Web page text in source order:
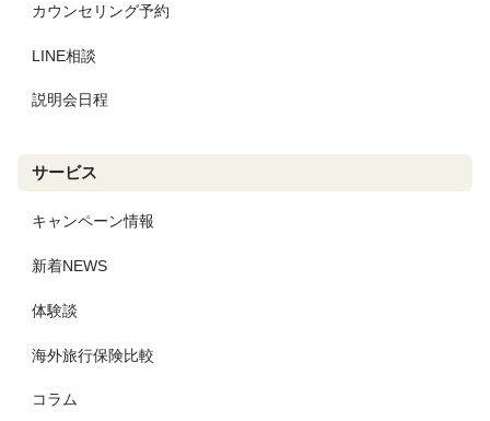
カウンセリング予約
LINE相談
説明会日程
サービス
キャンペーン情報
新着NEWS
体験談
海外旅行保険比較
コラム